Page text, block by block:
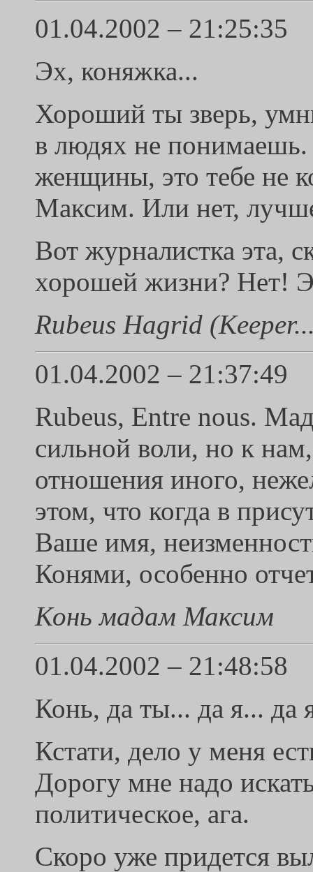
01.04.2002 – 21:25:35
Эх, коняжка...
Хороший ты зверь,
в людях не
женщины, это тебе не
Максим. Или нет,
Вот журналистка эта,
хорошей жизни? Нет!
Rubeus Hagrid
01.04.2002 – 21:37:49
Rubeus, Entre nous.
сильной воли, но к
отношения иного,
этом, что когда в
Ваше имя,
Конями, особенно
Конь мадам Максим
01.04.2002 – 21:48:58
Конь, да ты... да я... да
Кстати, дело у меня
Дорогу мне надо
политическое, ага.
Скоро уже придется